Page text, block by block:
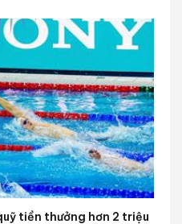
tiền thưởng hơn 2 triệu